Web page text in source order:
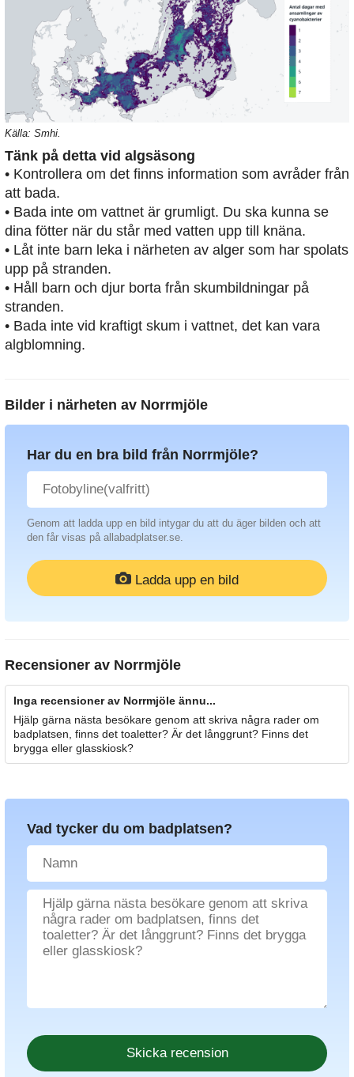
Källa: Smhi.
Tänk på detta vid algsäsong
• Kontrollera om det finns information som avråder från
att bada.
• Bada inte om vattnet är grumligt. Du ska kunna se
dina fötter när du står med vatten upp till knäna.
• Låt inte barn leka i närheten av alger som har spolats
upp på stranden.
• Håll barn och djur borta från skumbildningar på
stranden.
• Bada inte vid kraftigt skum i vattnet, det kan vara
algblomning.
Bilder i närheten av Norrmjöle
Har du en bra bild från Norrmjöle?
Genom att ladda upp en bild intygar du att du äger bilden och att
den får visas på allabadplatser.se.
Ladda upp en bild
Recensioner av Norrmjöle
Inga recensioner av Norrmjöle ännu...
Hjälp gärna nästa besökare genom att skriva några rader om
badplatsen, finns det toaletter? Är det långgrunt? Finns det
brygga eller glasskiosk?
Vad tycker du om badplatsen?